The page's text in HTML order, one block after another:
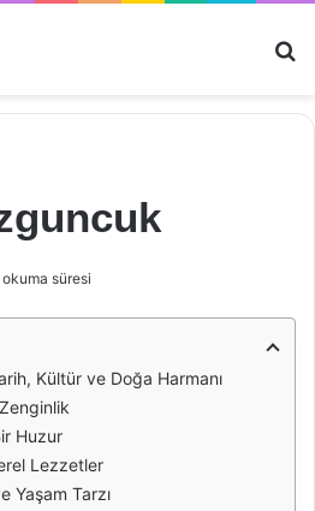
süresi
Kültür ve Doğa Harmanı
Huzur
Lezzetler
Yaşam Tarzı